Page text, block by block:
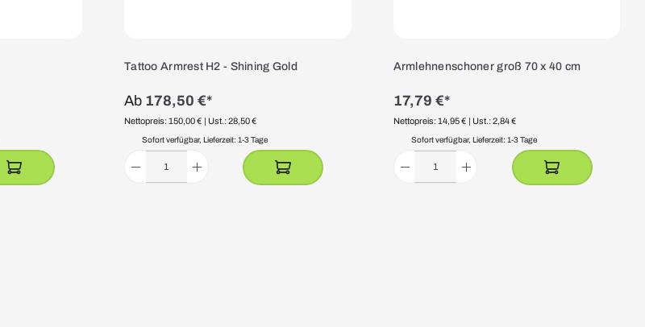
Tattoo Armrest H2 - Shining Gold
Ab 178,50 €*
Nettopreis: 150,00 € | Ust.: 28,50 €
Sofort verfügbar, Lieferzeit: 1-3 Tage
Armlehnenschoner groß 70 x 40 cm
17,79 €*
Nettopreis: 14,95 € | Ust.: 2,84 €
Sofort verfügbar, Lieferzeit: 1-3 Tage